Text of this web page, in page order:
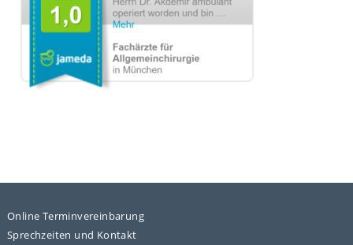
Online Terminvereinbarung
Sprechzeiten und Kontakt